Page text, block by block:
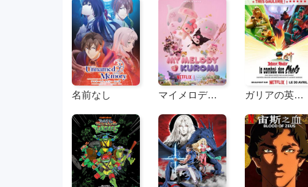
名前なし マイメロディ＆クールーム ガリアの英雄たち：ボスをめぐる戦い